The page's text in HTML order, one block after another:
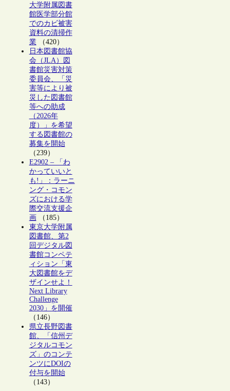
大学附属図書
館医学部分館
でのカビ被害
資料の清掃作
業（420）
日本図書館協
会（JLA）図
書館災害対策
委員会、「災
害等により被
災した図書館
等への助成
（2026年
度）」を希望
する図書館の
募集を開始
（239）
E2902 – 「わ
かっていいと
も!」：ラーニ
ング・コモン
ズにおける学
際交流支援企
画（185）
東京大学附属
図書館、第2
回デジタル図
書館コンペテ
ィション「東
大図書館をデ
ザインせよ！
Next Library
Challenge
2030」を開催
（146）
県立長野図書
館、「信州デ
ジタルコモン
ズ」のコンテ
ンツにDOIの
付与を開始
（143）